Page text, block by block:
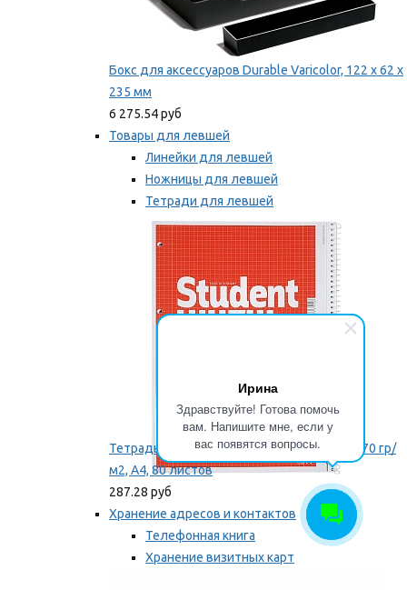
Ирина
Здравствуйте! Готова помочь
вам. Напишите мне, если у
вас появятся вопросы.
Бокс для аксессуаров Durable Varicolor, 122 x 62 x
235 мм
6 275.54 руб
Товары для левшей
Линейки для левшей
Ножницы для левшей
Тетради для левшей
Точилки для левшей
Мы рекомендуем
Тетрадь для левши Brunnen, на пружине, 70 гр/
м2, А4, 80 листов
287.28 руб
Хранение адресов и контактов
Телефонная книга
Хранение визитных карт